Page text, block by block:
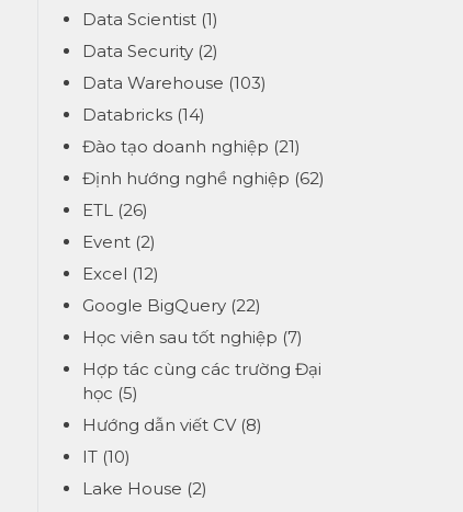
Data Scientist (1)
Data Security (2)
Data Warehouse (103)
Databricks (14)
Đào tạo doanh nghiệp (21)
Định hướng nghề nghiệp (62)
ETL (26)
Event (2)
Excel (12)
Google BigQuery (22)
Học viên sau tốt nghiệp (7)
Hợp tác cùng các trường Đại
học (5)
Hướng dẫn viết CV(8)
IT (10)
Lake House (2)